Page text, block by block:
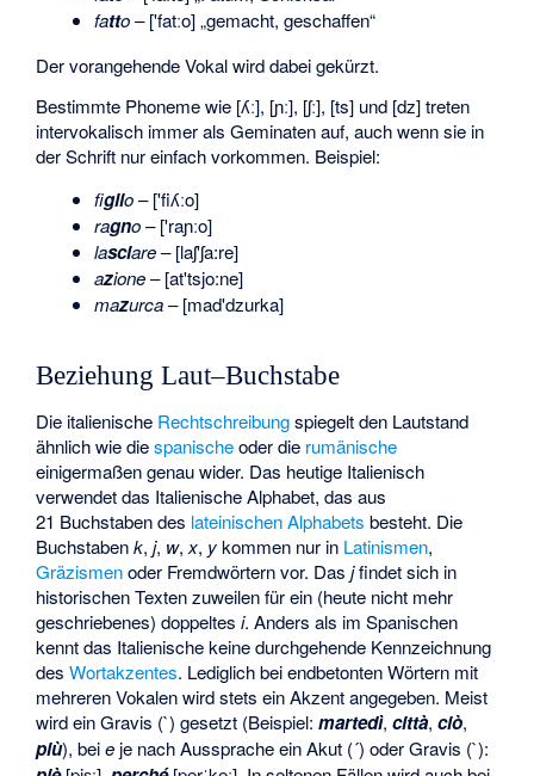
fatto– ['fatːo] „gemacht, geschaffen“
Der vorangehende Vokal wird dabei gekürzt.
Bestimmte Phoneme wie [ʎː], [ɲː], [ʃː], [ts] und [dz] treten
intervokalisch immer als Geminaten auf, auch wenn sie in
der Schrift nur einfach vorkommen. Beispiel:
figlio– ['fiʎːo]
ragno– ['raɲːo]
lasciare– [laʃ'ʃa:re]
azione– [at'tsjo:ne]
mazurca– [mad'dzurka]
Beziehung Laut–Buchstabe
Die italienische Rechtschreibungspiegelt den Lautstand
ähnlich wie diespanischeoder die rumänische
einigermaßen genau wider. Das heutige Italienisch
verwendet das Italienische Alphabet, das aus
21 Buchstaben des lateinischen Alphabets besteht. Die
Buchstabenk,j, w,x, ykommen nur in Latinismen,
Gräzismenoder Fremdwörtern vor. Dasjfindet sich in
historischen Texten zuweilen für ein (heute nicht mehr
geschriebenes) doppeltesi. Anders als im Spanischen
kennt das Italienische keine durchgehende Kennzeichnung
desWortakzentes. Lediglich bei endbetonten Wörtern mit
mehreren Vokalen wird stets ein Akzent angegeben. Meist
wird ein Gravis (`) gesetzt (Beispiel:martedì,città,ciò,
più), beie je nach Aussprache ein Akut (´) oder Gravis (`):